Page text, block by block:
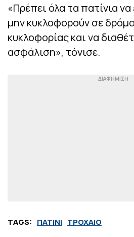
«Πρέπει όλα τα πατίνια
μην κυκλοφορούν σε
κυκλοφορίας και να
ασφάλιση», τόνισε.
TAGS: ΠΑΤΙΝΙ ΤΡΟΧΑΙΟ